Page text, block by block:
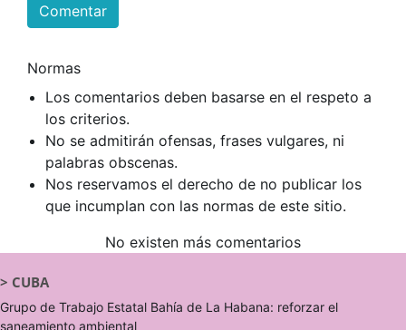
Comentar
Normas
Los comentarios deben basarse en el respeto a
los criterios.
No se admitirán ofensas, frases vulgares, ni
palabras obscenas.
Nos reservamos el derecho de no publicar los
que incumplan con las normas de este sitio.
No existen más comentarios
> CUBA
Grupo de Trabajo Estatal Bahía de La Habana: reforzar el
saneamiento ambiental